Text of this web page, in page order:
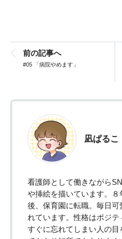
前の記事へ
#05 「病院やめます」
凪ぱるこ
看護師として働きながら
や挿絵を描いています。８
後、保育園に転職。毎日可
れています。性格はポジ
すぐに忘れてしまい人の